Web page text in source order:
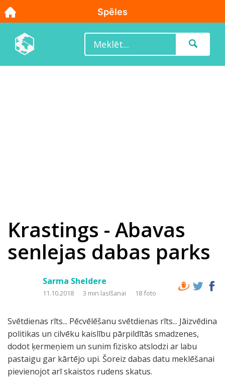
Krastings - Abavas
senlejas dabas parks
Sarma Sheldere
11.10.2018 3 min lasīšanai 18 foto
Svētdienas rīts... Pēcvēlēšanu svētdienas rīts... Jāizvēdina
politikas un cilvēku kaislību pārpildītās smadzenes,
dodot ķermeņiem un sunim fizisko atslodzi ar labu
pastaigu gar kārtējo upi. Šoreiz dabas datu meklēšanai
pievienojot arī skaistos rudens skatus.